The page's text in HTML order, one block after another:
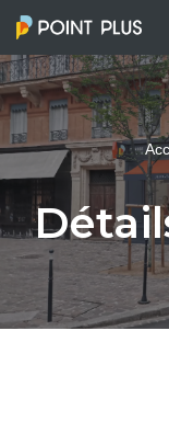
Aller
au
contenu